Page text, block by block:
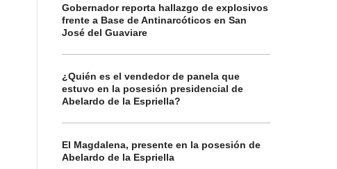
Gobernador reporta hallazgo de explosivos
frente a Base de Antinarcóticos en San
José del Guaviare
¿Quién es el vendedor de panela que
estuvo en la posesión presidencial de
Abelardo de la Espriella?
El Magdalena, presente en la posesión de
Abelardo de la Espriella